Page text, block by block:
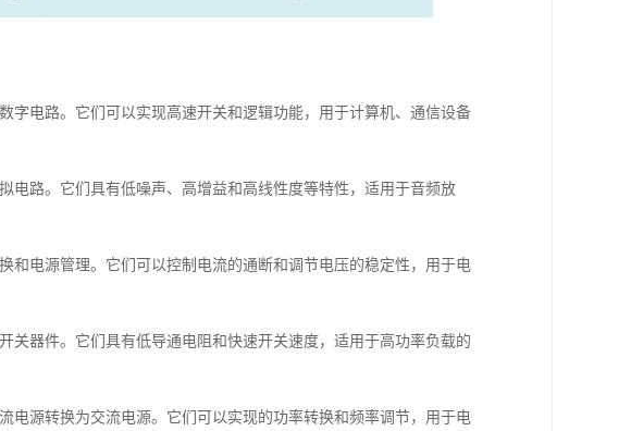
字电路。它们可以实现高速开关和逻辑功能，用于计算机、通信设备
电路。它们具有低噪声、高增益和高线性度等特性，适用于音频放
和电源管理。它们可以控制电流的通断和调节电压的稳定性，用于电
关器件。它们具有低导通电阻和快速开关速度，适用于高功率负载的
电源转换为交流电源。它们可以实现的功率转换和频率调节，用于电